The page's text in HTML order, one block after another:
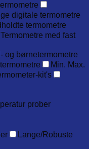
digitale termometre
termometre
Termometre med fast
og børnetermometre
Min. Max.
kit's
prober
Lange/Robuste